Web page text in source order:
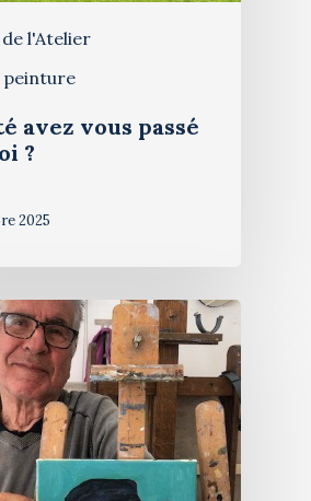
l'Atelier
peinture
avez vous passé
?
2025